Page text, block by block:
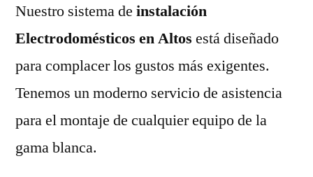
Nuestro sistema de instalación
Electrodomésticos en Altos está diseñado
para complacer los gustos más exigentes.
Tenemos un moderno servicio de asistencia
para el montaje de cualquier equipo de la
gama blanca.